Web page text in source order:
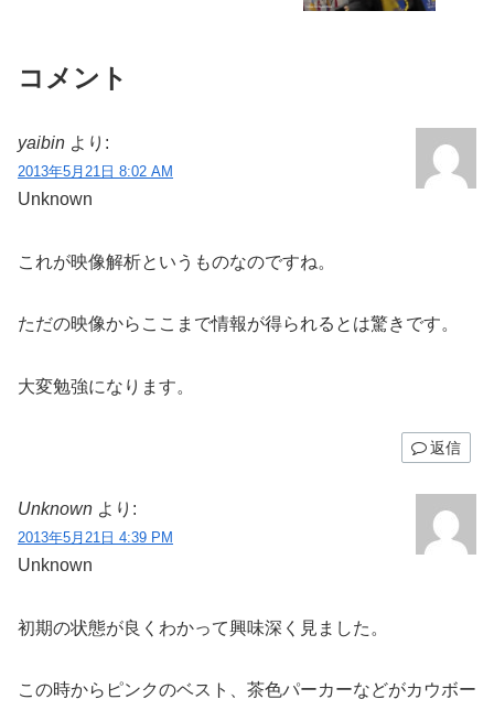
コメント
yaibin より:
2013年5月21日 8:02 AM
Unknown
これが映像解析というものなのですね。
ただの映像からここまで情報が得られるとは驚きです。
大変勉強になります。
返信
Unknown より:
2013年5月21日 4:39 PM
Unknown
初期の状態が良くわかって興味深く見ました。
この時からピンクのベスト、茶色パーカーなどがカウボー